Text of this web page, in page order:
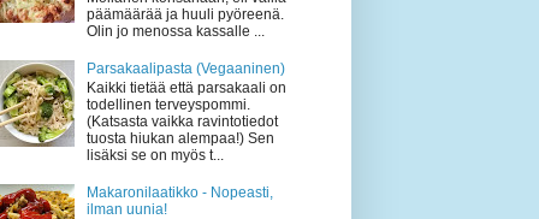
päämäärää ja huuli pyöreenä.
Olin jo menossa kassalle ...
Parsakaalipasta (Vegaaninen)
Kaikki tietää että parsakaali on
todellinen terveyspommi.
(Katsasta vaikka ravintotiedot
tuosta hiukan alempaa!) Sen
lisäksi se on myös t...
Makaronilaatikko - Nopeasti,
ilman uunia!